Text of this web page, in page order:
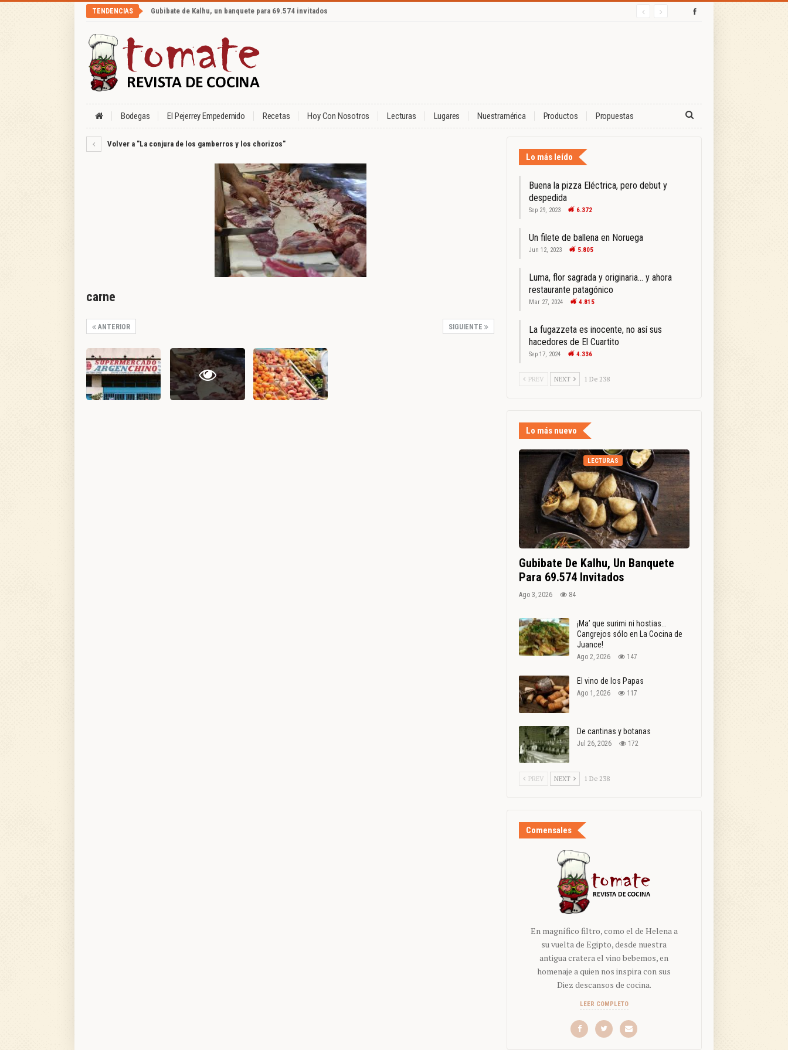
TENDENCIAS Gubibate de Kalhu, un banquete para 69.574 invitados
Bodegas El Pejerrey Empedernido Recetas Hoy Con Nosotros Lecturas Lugares Nuestramérica Productos Propuestas
Volver a "La conjura de los gamberros y los chorizos"
carne
SIGUIENTE
ANTERIOR
Lo más leído
Buena la pizza Eléctrica, pero debut y
despedida
Sep 29, 2023 6.372
Un filete de ballena en Noruega
Jun 12, 2023 5.805
Luma, flor sagrada y originaria… y ahora
restaurante patagónico
Mar 27, 2024 4.815
La fugazzeta es inocente, no así sus
hacedores de El Cuartito
Sep 17, 2024 4.336
PREV NEXT 1 De 238
Lo más nuevo
LECTURAS
Gubibate De Kalhu, Un Banquete
Para 69.574 Invitados
Ago 3, 2026 84
¡Ma’ que surimi ni hostias…
Cangrejos sólo en La Cocina de
Juance!
Ago 2, 2026 147
El vino de los Papas
Ago 1, 2026 117
De cantinas y botanas
Jul 26, 2026 172
PREV NEXT 1 De 238
Comensales
En magnífico filtro, como el de Helena a
su vuelta de Egipto, desde nuestra
antigua cratera el vino bebemos, en
homenaje a quien nos inspira con sus
Diez descansos de cocina.
LEER COMPLETO